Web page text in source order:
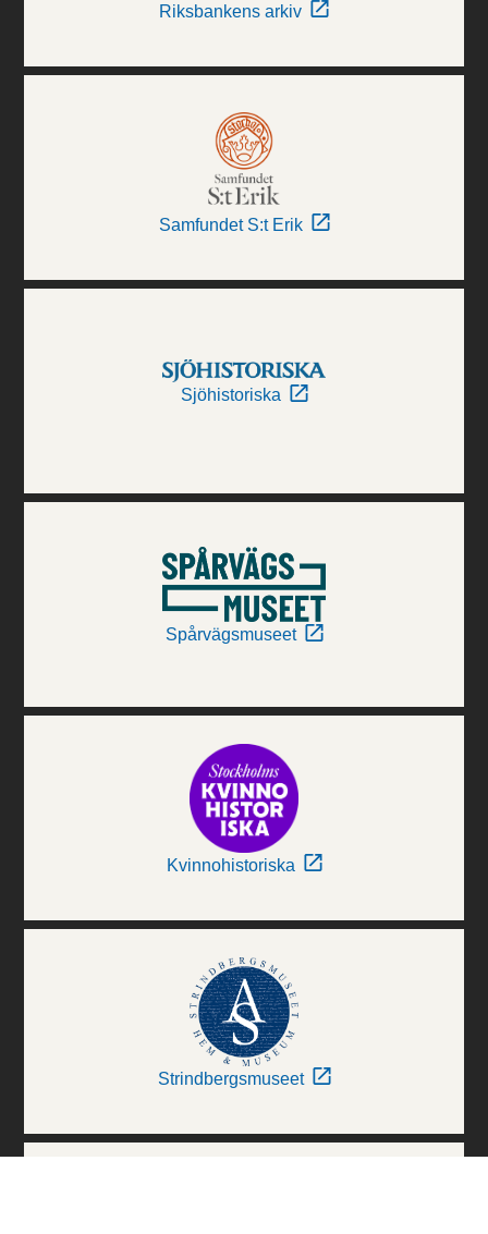
Riksbankens arkiv
Samfundet S:t Erik
Sjöhistoriska
Spårvägsmuseet
Kvinnohistoriska
Strindbergsmuseet